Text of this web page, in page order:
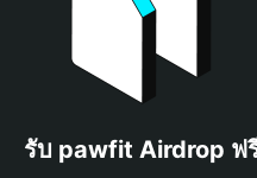
รับ pawfit Airdrop ฟ